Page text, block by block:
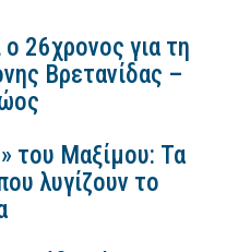
26χρονος για τη
Βρετανίδας –
του Μαξίμου: Τα
λυγίζουν το